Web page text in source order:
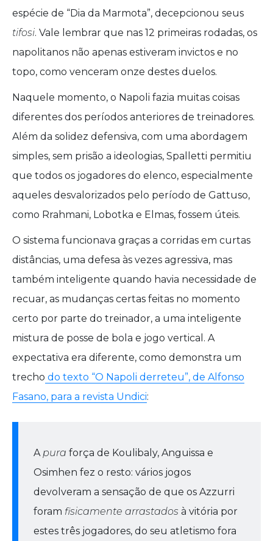
espécie de “Dia da Marmota”, decepcionou seus
tifosi. Vale lembrar que nas 12 primeiras rodadas, os
napolitanos não apenas estiveram invictos e no
topo, como venceram onze destes duelos.
Naquele momento, o Napoli fazia muitas coisas
diferentes dos períodos anteriores de treinadores.
Além da solidez defensiva, com uma abordagem
simples, sem prisão a ideologias, Spalletti permitiu
que todos os jogadores do elenco, especialmente
aqueles desvalorizados pelo período de Gattuso,
como Rrahmani, Lobotka e Elmas, fossem úteis.
O sistema funcionava graças a corridas em curtas
distâncias, uma defesa às vezes agressiva, mas
também inteligente quando havia necessidade de
recuar, as mudanças certas feitas no momento
certo por parte do treinador, a uma inteligente
mistura de posse de bola e jogo vertical. A
expectativa era diferente, como demonstra um
trecho do texto “O Napoli derreteu”, de Alfonso
Fasano, para a revista Undici:
Apura força de Koulibaly, Anguissa e
Osimhen fez o resto: vários jogos
devolveram a sensação de que os Azzurri
foram fisicamente arrastados à vitória por
estes três jogadores, do seu atletismo fora